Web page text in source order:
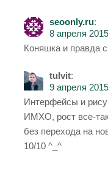
seoonly.ru:
8 апреля
Коняшка и правда
tulvit:
9 апреля
Интерфейсы и
ИМХО, рост все-
без перехода на
10/10 ^_^